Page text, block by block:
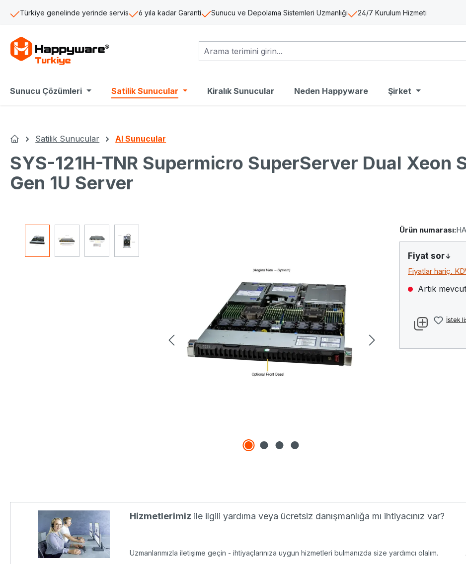
içeriğe geç
Aramaya atla
Ana navigasyona geç
Türkiye genelinde yerinde servis 6 yıla kadar Garanti Sunucu ve Depolama Sistemleri Uzmanlığı 24/7 Kurulum Hizmeti
Sunucu Çözümleri Satilik Sunucular Kiralık Sunucular Neden Happyware Şirket
Ana SayfaSatilik Sunucular AI Sunucular
SYS-121H-TNR Supermicro SuperServer Dual Xeon
Gen 1U Server
Ürün numarası:
Fiyat sor
Fiyatlar hariç.
Artık
İstek
Hizmetlerimiz ile ilgili yardıma veya ücretsiz danışmanlığa mı ihtiyacınız var?
Uzmanlarımızla iletişime geçin - ihtiyaçlarınıza uygun hizmetleri bulmanızda size yardımcı olalım.